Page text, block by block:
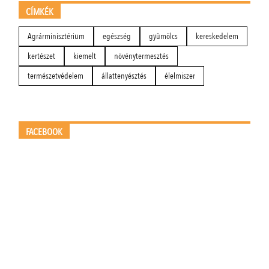
CÍMKÉK
Agrárminisztérium egészség gyümölcs
kereskedelem
kertészet
kiemelt
növénytermesztés
természetvédelem
állattenyésztés élelmiszer
FACEBOOK